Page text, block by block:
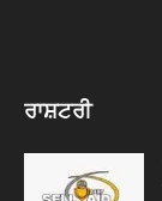
ਰਾਸ਼ਟਰੀ